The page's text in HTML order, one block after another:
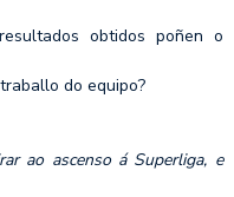
obtidos poñen o
do equipo?
ao ascenso á Superliga, e